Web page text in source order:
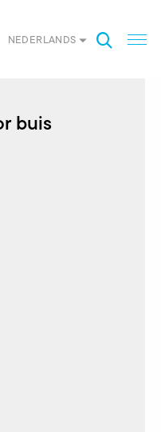
NEDERLANDS
buis